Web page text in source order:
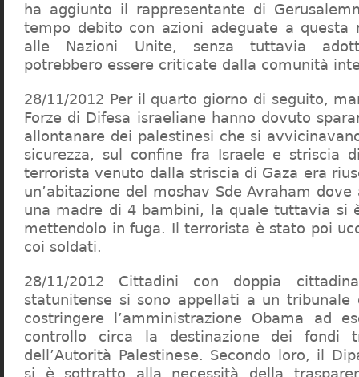
ha aggiunto il rappresentante di
tempo debito con azioni adeguate a questa
alle Nazioni Unite, senza tuttavia
potrebbero essere criticate dalla comunità
28/11/2012 Per il quarto giorno di seguito,
Forze di Difesa israeliane hanno dovuto
allontanare dei palestinesi che si
sicurezza, sul confine fra Israele e striscia
terrorista venuto dalla striscia di Gaza era
un’abitazione del moshav Sde Avraham
una madre di 4 bambini, la quale tuttavia si
mettendolo in fuga. Il terrorista è stato poi
coi soldati.
28/11/2012 Cittadini con doppia
statunitense si sono appellati a un tribunale
costringere l’amministrazione Obama ad
controllo circa la destinazione dei fondi
dell’Autorità Palestinese. Secondo loro, il
si è sottratto alla necessità della